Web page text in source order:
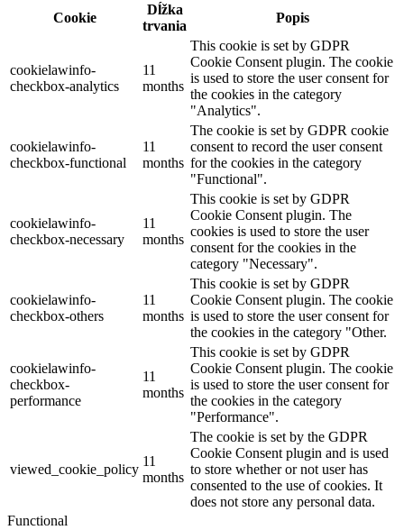
Cookie
Dĺžka
trvania
Popis
cookielawinfo-
checkbox-analytics
11
months
This cookie is set by GDPR
Cookie Consent plugin. The cookie
is used to store the user consent for
the cookies in the category
"Analytics".
cookielawinfo-
checkbox-functional
11
months
The cookie is set by GDPR cookie
consent to record the user consent
for the cookies in the category
"Functional".
cookielawinfo-
checkbox-necessary
11
months
This cookie is set by GDPR
Cookie Consent plugin. The
cookies is used to store the user
consent for the cookies in the
category "Necessary".
cookielawinfo-
checkbox-others
11
months
This cookie is set by GDPR
Cookie Consent plugin. The cookie
is used to store the user consent for
the cookies in the category "Other.
cookielawinfo-
checkbox-
performance
11
months
This cookie is set by GDPR
Cookie Consent plugin. The cookie
is used to store the user consent for
the cookies in the category
"Performance".
viewed_cookie_policy
11
months
The cookie is set by the GDPR
Cookie Consent plugin and is used
to store whether or not user has
consented to the use of cookies. It
does not store any personal data.
Functional